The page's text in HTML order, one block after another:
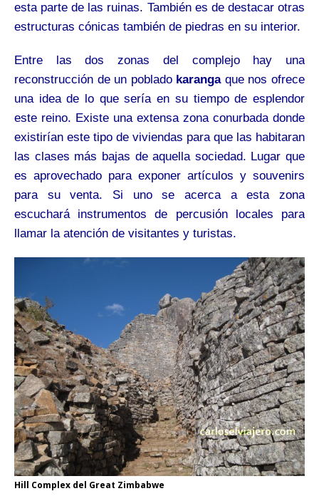
esta parte de las ruinas. También es de destacar otras
estructuras cónicas también de piedras en su interior.
Entre las dos zonas del complejo hay una
reconstrucción de un poblado karangaque nos ofrece
una idea de lo que sería en su tiempo de esplendor
este reino. Existe una extensa zona conurbada donde
existirían este tipo de viviendas para que las habitaran
las clases más bajas de aquella sociedad. Lugar que
es aprovechado para exponer artículos y souvenirs
para su venta. Si uno se acerca a esta zona
escuchará instrumentos de percusión locales para
llamar la atención de visitantes y turistas.
Hill Complex del Great Zimbabwe